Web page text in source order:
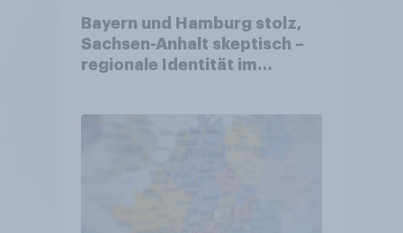
Bayern und Hamburg stolz,
Sachsen-Anhalt skeptisch –
regionale Identität im